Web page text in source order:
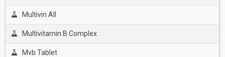
Multivin All
Multivitamin B Complex
Mvb Tablet